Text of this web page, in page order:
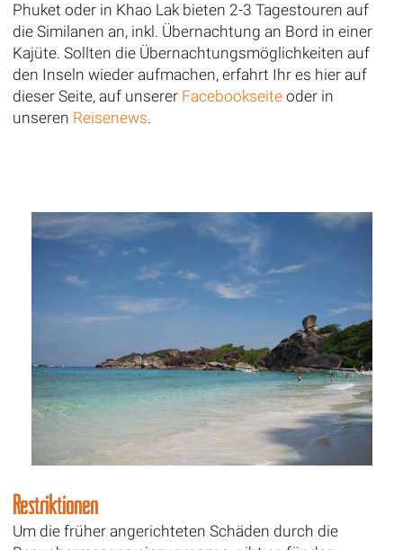
Phuket oder in Khao Lak bieten 2-3 Tagestouren auf
die Similanen an, inkl. Übernachtung an Bord in einer
Kajüte. Sollten die Übernachtungsmöglichkeiten auf
den Inseln wieder aufmachen, erfahrt Ihr es hier auf
dieser Seite, auf unserer Facebookseiteoder in
unseren Reisenews.
Restriktionen
Um die früher angerichteten Schäden durch die